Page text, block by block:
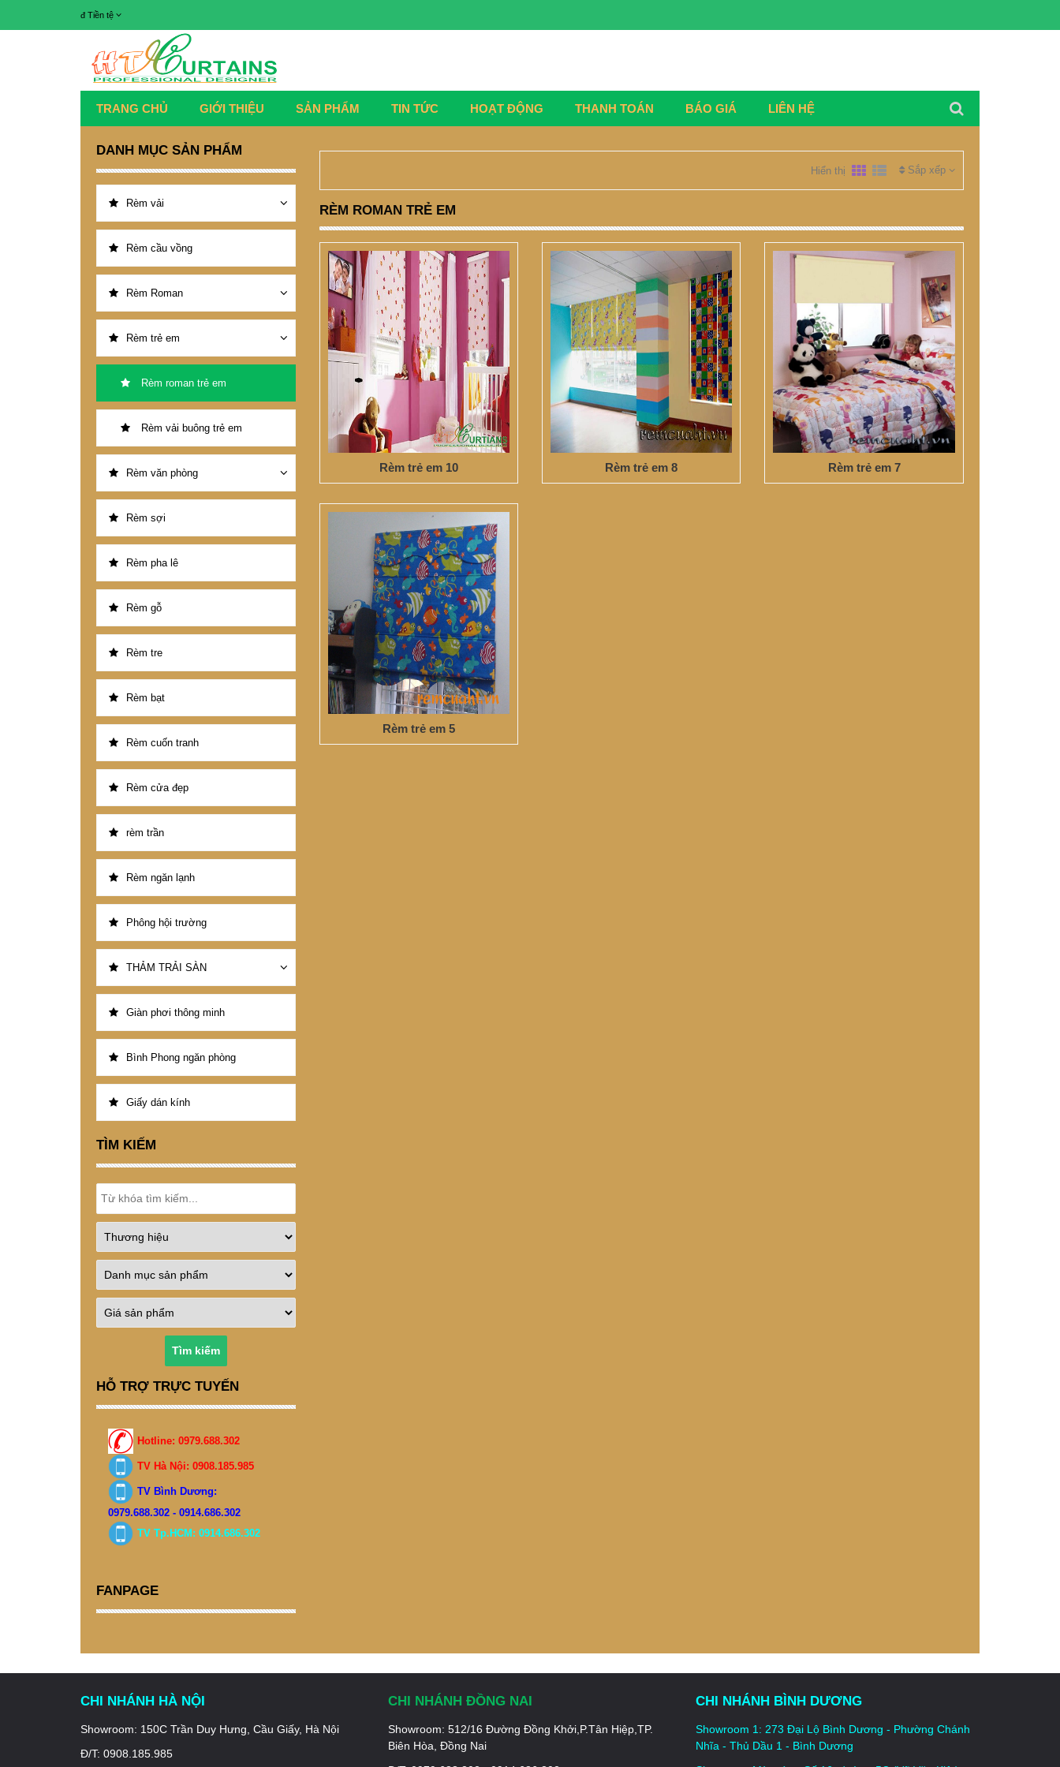
đ Tiền tệ
TRANG CHỦ GIỚI THIỆU SẢN PHẨM TIN TỨC HOẠT ĐỘNG THANH TOÁN BÁO GIÁ LIÊN HỆ
DANH MỤC SẢN PHẨM
Rèm vải
Rèm cầu vồng
Rèm Roman
Rèm trẻ em
Rèm roman trẻ em
Rèm vải buông trẻ em
Rèm văn phòng
Rèm sợi
Rèm pha lê
Rèm gỗ
Rèm tre
Rèm bạt
Rèm cuốn tranh
Rèm cửa đẹp
rèm trần
Rèm ngăn lạnh
Phông hội trường
THẢM TRẢI SÀN
Giàn phơi thông minh
Bình Phong ngăn phòng
Giấy dán kính
TÌM KIẾM
Tìm kiếm
HỖ TRỢ TRỰC TUYẾN
Hotline: 0979.688.302
TV Hà Nội: 0908.185.985
TV Bình Dương:
0979.688.302 - 0914.686.302
TV Tp.HCM: 0914.686.302
FANPAGE
Sắp xếp
Hiển thị
RÈM ROMAN TRẺ EM
Rèm trẻ em 10 Rèm trẻ em 8 Rèm trẻ em 7
Rèm trẻ em 5
CHI NHÁNH HÀ NỘI
Showroom: 150C Trần Duy Hưng, Cầu Giấy, Hà Nội
Đ/T: 0908.185.985
CHI NHÁNH ĐỒNG NAI
Showroom: 512/16 Đường Đồng Khởi,P.Tân Hiệp,TP.
Biên Hòa, Đồng Nai
CHI NHÁNH BÌNH DƯƠNG
Showroom 1: 273 Đại Lộ Bình Dương - Phường Chánh
Nhĩa - Thủ Dầu 1 - Bình Dương